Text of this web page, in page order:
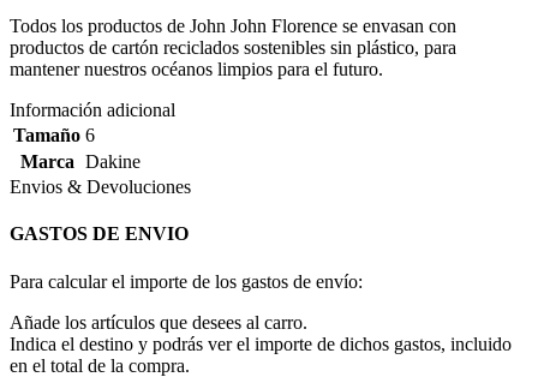
Todos los productos de John John Florence se envasan con
productos de cartón reciclados sostenibles sin plástico, para
mantener nuestros océanos limpios para el futuro.
Información adicional
Tamaño 6
Marca Dakine
Envios & Devoluciones
GASTOS DE ENVIO
Para calcular el importe de los gastos de envío:
Añade los artículos que desees al carro.
Indica el destino y podrás ver el importe de dichos gastos, incluido
en el total de la compra.